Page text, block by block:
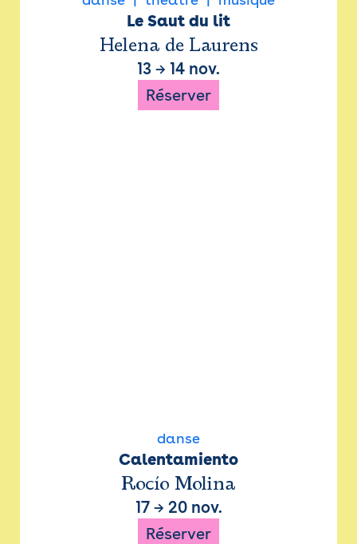
Le Saut du lit
Helena de Laurens
13 → 14 nov.
Réserver
danse
Calentamiento
Rocío Molina
17→ 20 nov.
Réserver